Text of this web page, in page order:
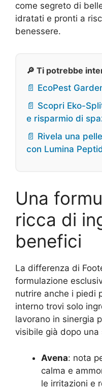
come segreto di
idratati e pronti a
benessere.
🔎 Ti potrebbe
📄 EcoPest
📄 Scopri Eko-
e risparmio di
📄 Rivela una
con Lumina
Una
ricca di
benefici
La differenza di
formulazione
nutrire anche i piedi
interno trovi solo
lavorano in sinergia
visibile già dopo una
Avena: nota
calma e
le irritazioni e